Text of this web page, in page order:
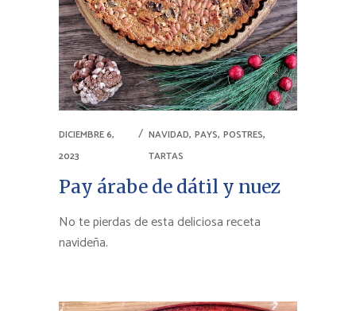
DICIEMBRE 6,
2023
NAVIDAD, PAYS, POSTRES,
TARTAS
Pay árabe de dátil y nuez
No te pierdas de esta deliciosa receta
navideña.